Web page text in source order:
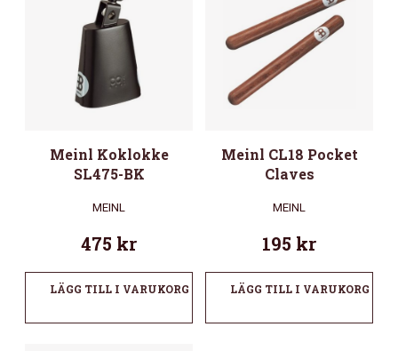
Meinl Koklokke
SL475-BK
MEINL
475 kr
LÄGG TILL I VARUKORG
Meinl CL18 Pocket
Claves
MEINL
195 kr
LÄGG TILL I VARUKORG